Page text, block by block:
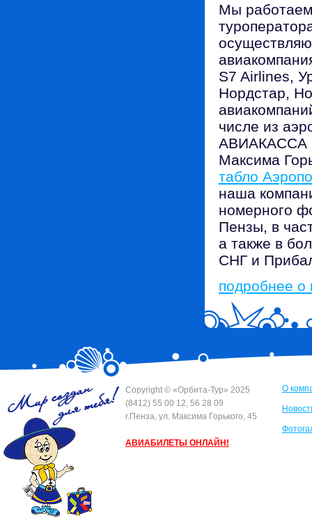
Мы
S7 Airlines,
Нордстар,
числе из
АВИАКАССА
Максима
табло
наша
номерного
Пензы, в
а также в
СНГ и
подробнее о
Сopyright © «Орбита-Тур» 2025
(8412) 55 00 12, 56 28 09
г.Пенза, ул. Максима Горького, 45
АВИАБИЛЕТЫ ОНЛАЙН!
О